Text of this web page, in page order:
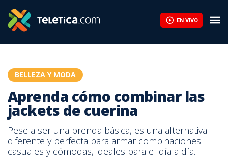
EN VIVO
BELLEZA Y MODA
Aprenda cómo combinar las
jackets de cuerina
Pese a ser una prenda básica, es una alternativa
diferente y perfecta para armar combinaciones
casuales y cómodas, ideales para el día a día.